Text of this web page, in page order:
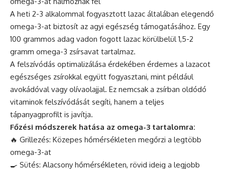
A heti 2-3 alkalommal fogyasztott lazac általában elegendő
omega-3-at biztosít az agyi egészség támogatásához. Egy
100 grammos adag vadon fogott lazac körülbelül 1,5-2
gramm omega-3 zsírsavat tartalmaz.
A felszívódás optimalizálása érdekében érdemes a lazacot
egészséges zsírokkal együtt fogyasztani, mint például
avokádóval vagy olívaolajjal. Ez nemcsak a zsírban oldódó
vitaminok felszívódását segíti, hanem a teljes
tápanyagprofilt is javítja.
Főzési módszerek hatása az omega-3 tartalomra:
🔥 Grillezés: Közepes hőmérsékleten megőrzi a legtöbb
omega-3-at
🍳 Sütés: Alacsony hőmérsékleten, rövid ideig a legjobb